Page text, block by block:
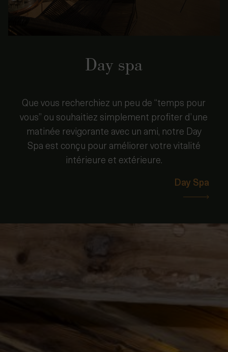
Day spa
Que vous recherchiez un peu de “temps pour
vous” ou souhaitiez simplement profiter d’une
matinée revigorante avec un ami, notre Day
Spa est conçu pour améliorer votre vitalité
intérieure et extérieure.
Day Spa